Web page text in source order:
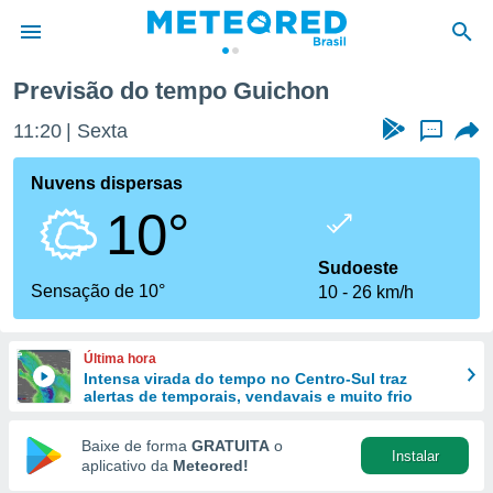
da
fornecidas
a este
das
e
forma
digital
Previsão do tempo Guichon
11:20 Sexta ...
Nuvens dispersas
10°
Sensação de 10°
Sudoeste
10
26 km/h
Última hora
Intensa virada do tempo no Centro-Sul traz
alertas de temporais, vendavais e muito frio
Baixe de forma GRATUITA o
aplicativo da Meteored!
Instalar